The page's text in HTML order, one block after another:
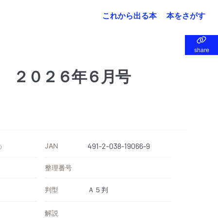
これから出る本 本をさがす
share
share
２０２６年６月号
JAN 491-2-038-19066-9
整理番号
判型 Ａ５判
解説